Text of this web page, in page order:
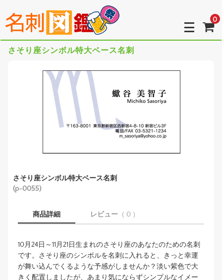
0
さそり座シンボル特大ベース名刺
さそり座シンボル特大ベース名刺
(p-0055)
商品詳細 レビュー （ 0 ）
10月24日～11月21日生まれのさそり座のあなたのための名刺
です。さそり座のシンボルを名刺に入れると、きっと幸運
が舞い込んでくるような予感がしませんか？淡い紫色で大
きく配置しましたが、あまり気にならずシンプルなイメー